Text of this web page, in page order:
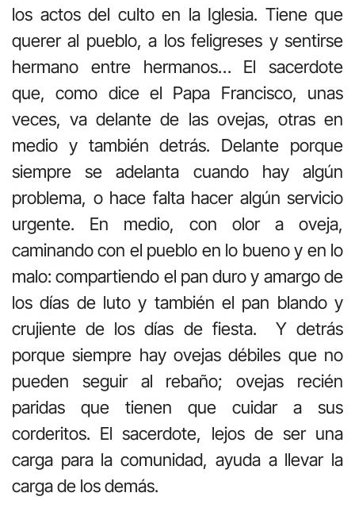
los actos del culto en la Iglesia. Tiene que
querer al pueblo, a los feligreses y sentirse
hermano entre hermanos… El sacerdote
que, como dice el Papa Francisco, unas
veces, va delante de las ovejas, otras en
medio y también detrás. Delante porque
siempre se adelanta cuando hay algún
problema, o hace falta hacer algún servicio
urgente. En medio, con olor a oveja,
caminando con el pueblo en lo bueno y en lo
malo: compartiendo el pan duro y amargo de
los días de luto y también el pan blando y
crujiente de los días de fiesta. Y detrás
porque siempre hay ovejas débiles que no
pueden seguir al rebaño; ovejas recién
paridas que tienen que cuidar a sus
corderitos. El sacerdote, lejos de ser una
carga para la comunidad, ayuda a llevar la
carga de los demás.